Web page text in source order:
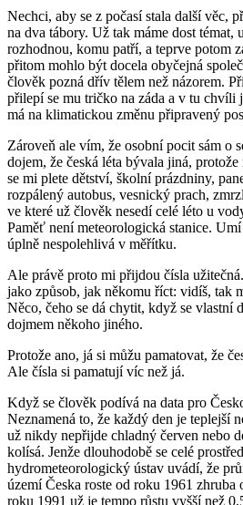
Nechci, aby se z počasí stala další věc,
na dva tábory. Už tak máme dost témat,
rozhodnou, komu patří, a teprve potom
přitom mohlo být docela obyčejná
člověk pozná dřív tělem než názorem.
přilepí se mu tričko na záda a v tu chvíli
má na klimatickou změnu připravený
Zároveň ale vím, že osobní pocit sám o
dojem, že česká léta bývala jiná,
se mi plete dětství, školní prázdniny,
rozpálený autobus, vesnický prach,
ve které už člověk nesedí celé léto u
Paměť není meteorologická stanice.
úplně nespolehlivá v měřítku.
Ale právě proto mi přijdou čísla
jako způsob, jak někomu říct: vidíš, tak
Něco, čeho se dá chytit, když se vlastní
dojmem někoho jiného.
Protože ano, já si můžu pamatovat, že
Ale čísla si pamatují víc než já.
Když se člověk podívá na data pro
Neznamená to, že každý den je teplejší
už nikdy nepřijde chladný červen nebo
kolísá. Jenže dlouhodobě se celé
hydrometeorologický ústav uvádí, že
území Česka roste od roku 1961 zhruba
roku 1991 už je tempo růstu vyšší než